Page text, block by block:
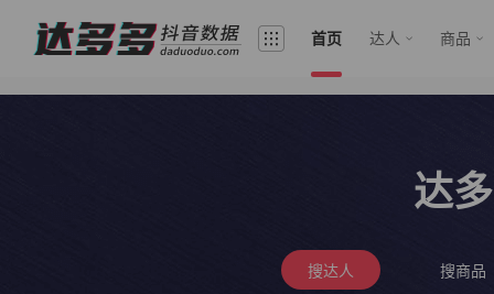
首页 达人 商品
达
搜达人 搜商品